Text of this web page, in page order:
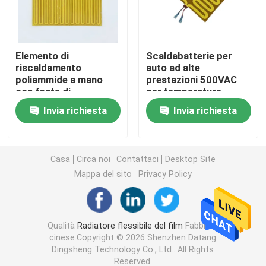
Cuscinetto di riscaldamento flessibile
Polyimide Heater Element
Radiatore flessibile su ordinazione
Film del riscaldamento di Graphene
Film di riscaldamento elettrico
Elemento di
riscaldamento
poliammide a mano
con fonte di
alimentazione
elettricaInvia richiesta
Scaldabatterie per
auto ad alte
prestazioni 500VAC
per temperature
estreme
Invia richiesta
Casa Circa noi Contattaci
Desktop Site
Mappa del sito
Privacy Policy
Qualità Radiatore flessibile del film Fabbrica
cinese.Copyright © 2026 Shenzhen Datang
Dingsheng Technology Co., Ltd.. All Rights
Reserved.